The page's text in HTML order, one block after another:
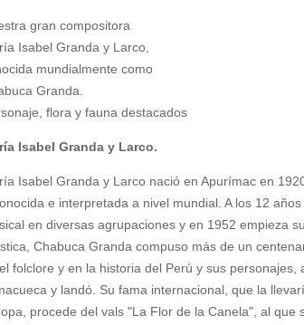
gran compositora
Isabel Granda y Larco,
mundialmente como
Granda.
flora y fauna destacados
Isabel Granda y Larco.
Isabel Granda y Larco nació en Apurímac en
e interpretada a nivel mundial. A los 12
en diversas agrupaciones y en 1952 empieza
Chabuca Granda compuso más de un
folclore y en la historia del Perú y sus
y landó. Su fama internacional, que la
procede del vals "La Flor de la Canela", al